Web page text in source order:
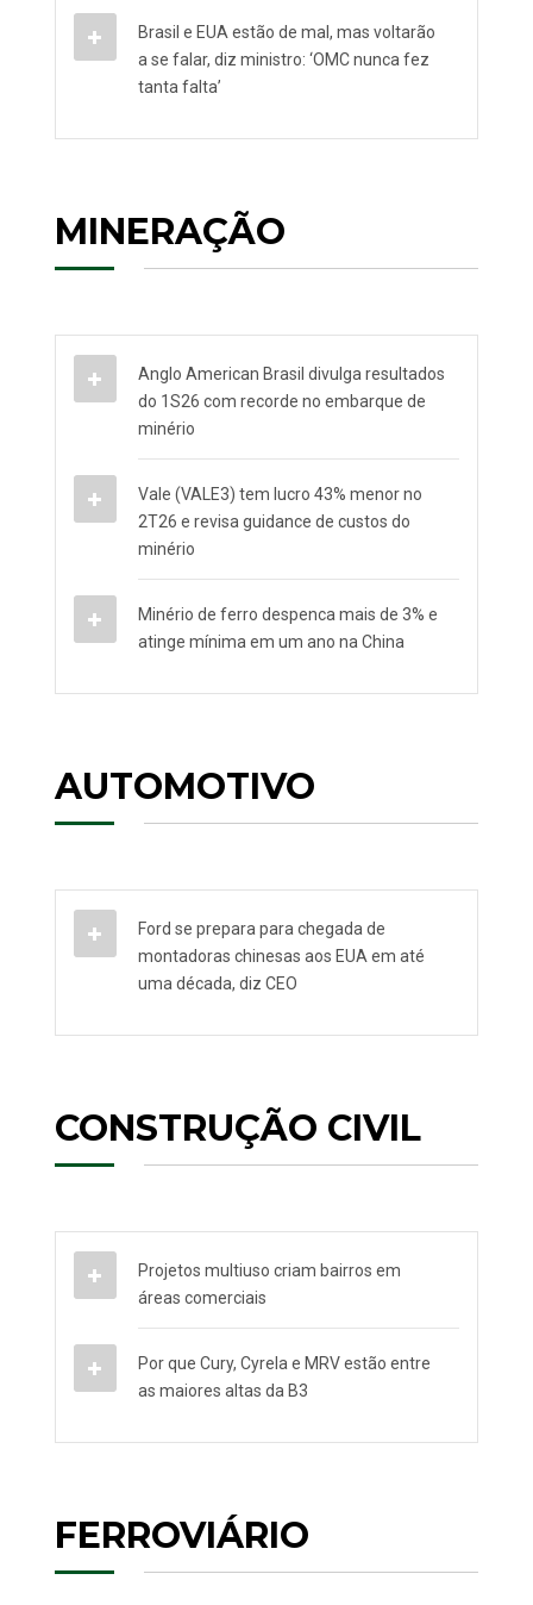
Brasil e EUA estão de mal, mas voltarão
a se falar, diz ministro: ‘OMC nunca fez
tanta falta’
MINERAÇÃO
Anglo American Brasil divulga resultados
do 1S26 com recorde no embarque de
minério
Vale (VALE3) tem lucro 43% menor no
2T26 e revisa guidance de custos do
minério
Minério de ferro despenca mais de 3% e
atinge mínima em um ano na China
AUTOMOTIVO
Ford se prepara para chegada de
montadoras chinesas aos EUA em até
uma década, diz CEO
CONSTRUÇÃO CIVIL
Projetos multiuso criam bairros em
áreas comerciais
Por que Cury, Cyrela e MRV estão entre
as maiores altas da B3
FERROVIÁRIO